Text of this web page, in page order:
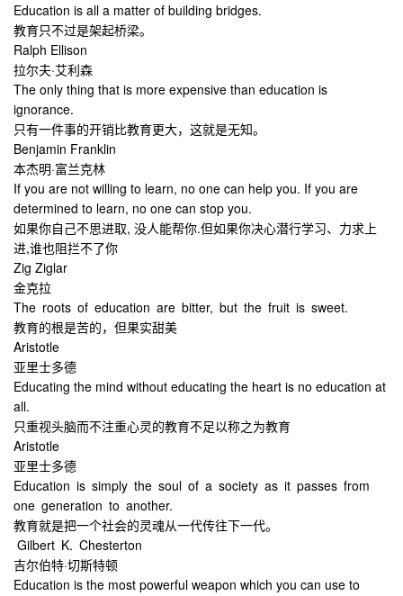
Education is all a matter of building bridges.
教育只不过是架起桥梁。
Ralph Ellison
拉尔夫·艾利森
The only thing that is more expensive than education is
ignorance.
只有一件事的开销比教育更大，这就是无知。
Benjamin Franklin
本杰明·富兰克林
If you are not willing to learn, no one can help you. If you are
determined to learn, no one can stop you.
如果你自己不思进取, 没人能帮你.但如果你决心潜行学习、力求上
进,谁也阻拦不了你
Zig Ziglar
金克拉
The roots of education are bitter, but the fruit is sweet.
教育的根是苦的，但果实甜美
Aristotle
亚里士多德
Educating the mind without educating the heart is no education at
all.
只重视头脑而不注重心灵的教育不足以称之为教育
Aristotle
亚里士多德
Education is simply the soul of a society as it passes from
one generation to another.
教育就是把一个社会的灵魂从一代传往下一代。
Gilbert K. Chesterton
吉尔伯特·切斯特顿
Education is the most powerful weapon which you can use to